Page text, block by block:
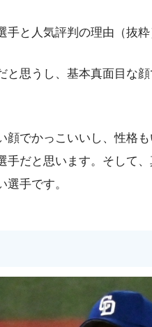
と人気評判の理由（抜粋
と思うし、基本真面目な
顔でかっこいいし、性格
だと思います。そして、
手です。